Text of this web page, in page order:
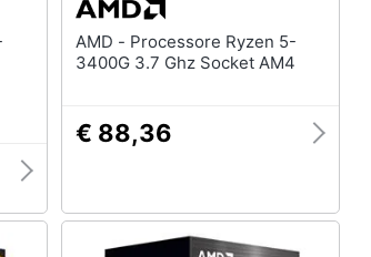
AMD - Processore Ryzen 5-
3400G 3.7 Ghz Socket AM4
€ 88,36